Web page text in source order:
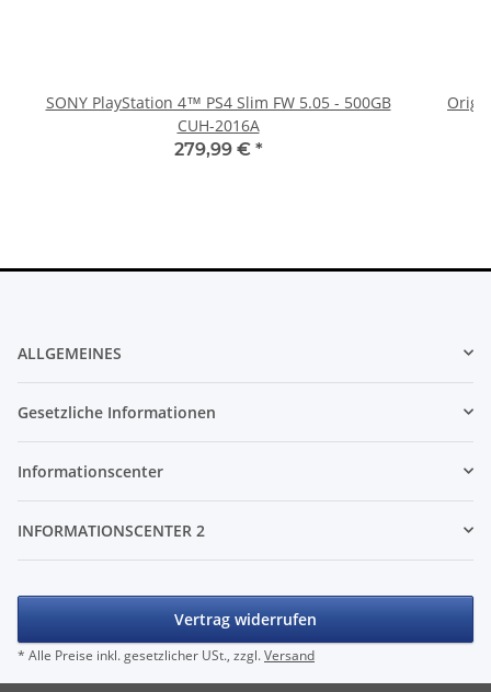
SONY PlayStation 4™ PS4 Slim FW 5.05 - 500GB
CUH-2016A
279,99 € *
ALLGEMEINES
Gesetzliche Informationen
Informationscenter
INFORMATIONSCENTER 2
Vertrag widerrufen
* Alle Preise inkl. gesetzlicher USt., zzgl.Versand